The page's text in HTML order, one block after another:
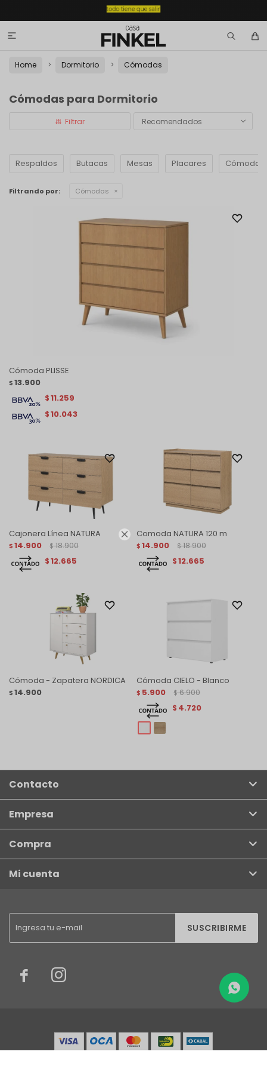


Home Dormitorio Cómodas
Cómodas para Dormitorio
Recomendados
Respaldos Butacas Mesas Placares Cómodas
Filtrando por: Cómodas
Cómoda PLISSE
$ 13.900
$10.043
$11.259
Cajonera Línea NATURA
$ 14.900 $ 18.900
$12.665
Comoda NATURA 120 m
$ 14.900 $ 18.900
$12.665
Cómoda - Zapatera NORDICA
$ 14.900
Cómoda CIELO - Blanco
$ 5.900 $ 6.900
$ 4.720
SUSCRIBIRME
 
Contacto
Empresa
Compra
Mi cuenta